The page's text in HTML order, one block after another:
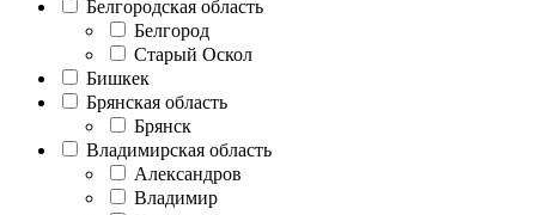
Белгородская область
Белгород
Старый Оскол
Бишкек
Брянская область
Брянск
Владимирская область
Александров
Владимир